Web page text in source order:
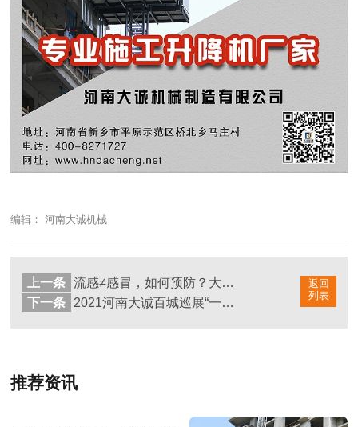
编辑： 河南大诚机械
返回
列表
上一条
流感≠感冒，如何预防？大诚机械提醒看这里
下一条
2021河南大诚百城巡展“一键”启动，首发安徽！
推荐资讯